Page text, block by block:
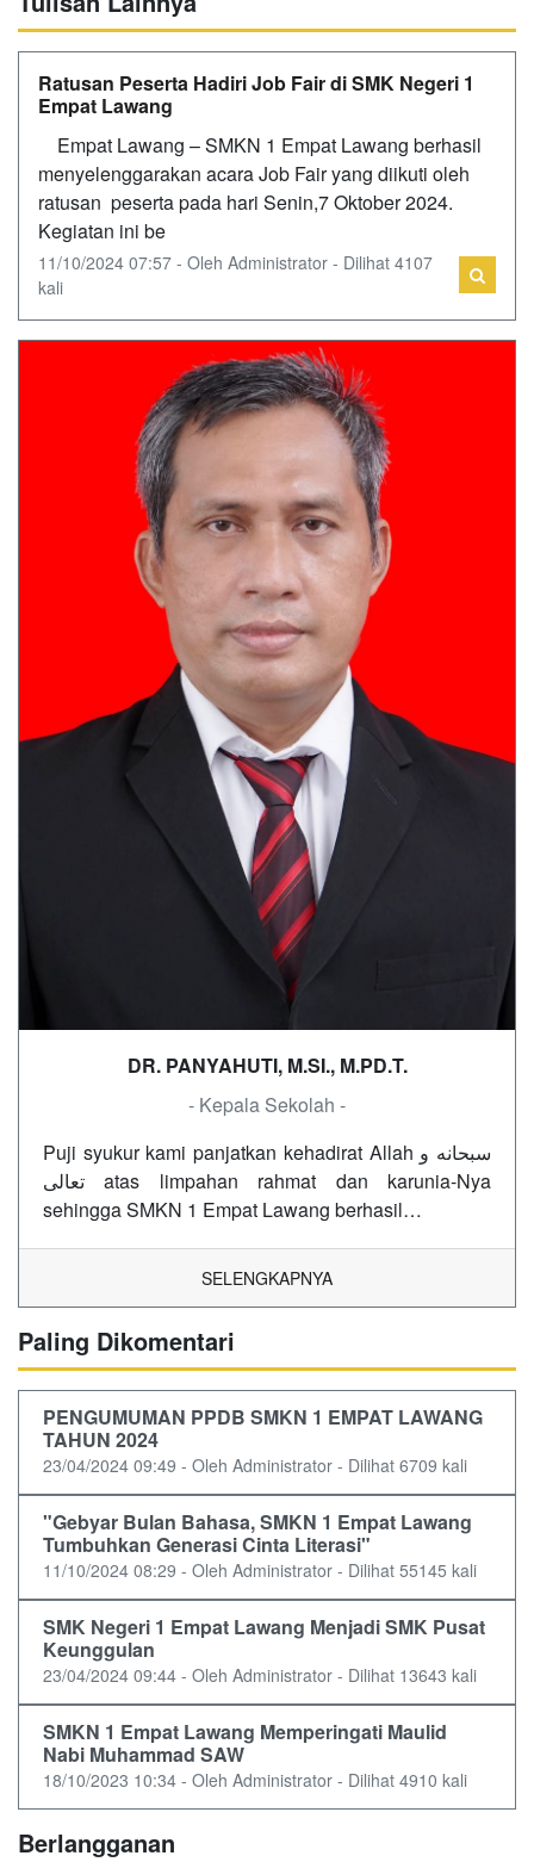
Ratusan Peserta Hadiri Job Fair di SMK Negeri 1
Empat Lawang
Empat Lawang – SMKN 1 Empat Lawang berhasil
menyelenggarakan acara Job Fair yang diikuti oleh
ratusan peserta pada hari Senin,7 Oktober 2024.
Kegiatan ini be
11/10/2024 07:57 - Oleh Administrator - Dilihat 4107
kali
DR. PANYAHUTI, M.SI., M.PD.T.
- Kepala Sekolah -
Puji syukur kami panjatkan kehadirat Allah سبحانه و
تعالى atas limpahan rahmat dan karunia-Nya
sehingga SMKN 1 Empat Lawang berhasil…
SELENGKAPNYA
Paling Dikomentari
PENGUMUMAN PPDB SMKN 1 EMPAT LAWANG
TAHUN 2024
23/04/2024 09:49 - Oleh Administrator - Dilihat 6709 kali
"Gebyar Bulan Bahasa, SMKN 1 Empat Lawang
Tumbuhkan Generasi Cinta Literasi"
11/10/2024 08:29 - Oleh Administrator - Dilihat 55145 kali
SMK Negeri 1 Empat Lawang Menjadi SMK Pusat
Keunggulan
23/04/2024 09:44 - Oleh Administrator - Dilihat 13643 kali
SMKN 1 Empat Lawang Memperingati Maulid
Nabi Muhammad SAW
18/10/2023 10:34 - Oleh Administrator - Dilihat 4910 kali
Berlangganan